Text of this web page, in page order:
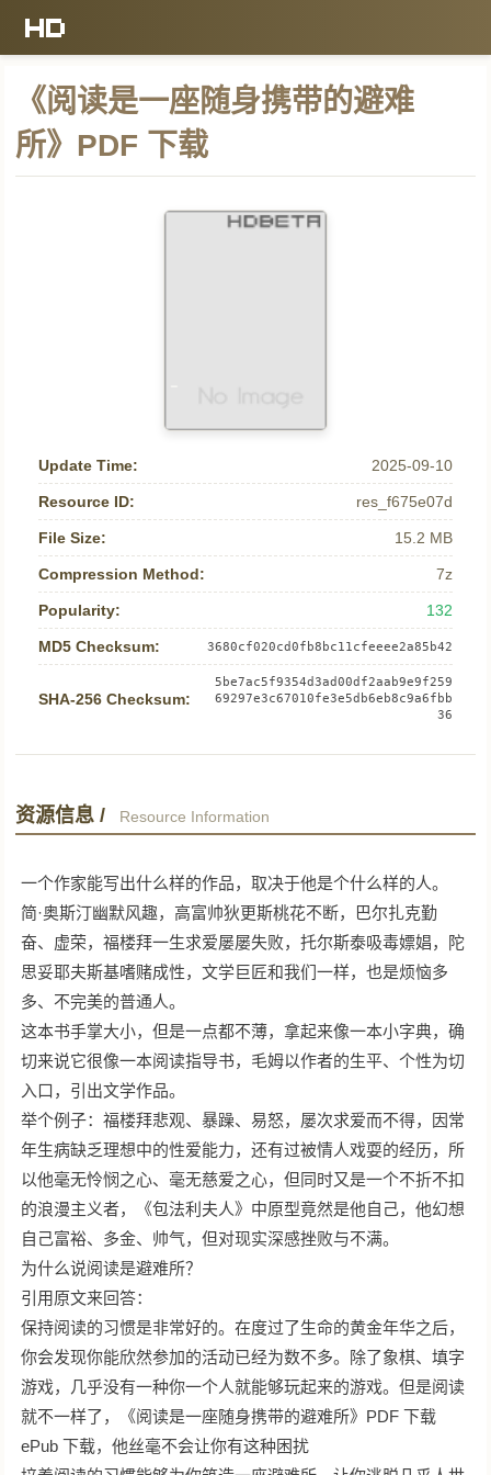
《阅读是一座随身携带的避难
所》PDF 下载
Update Time: 2025-09-10
Resource ID: res_f675e07d
File Size: 15.2 MB
Compression Method: 7z
Popularity: 132
MD5 Checksum: 3680cf020cd0fb8bc11cfeeee2a85b42
SHA-256 Checksum:
5be7ac5f9354d3ad00df2aab9e9f259
69297e3c67010fe3e5db6eb8c9a6fbb
36
资源信息 / Resource Information
一个作家能写出什么样的作品，取决于他是个什么样的人。
简·奥斯汀幽默风趣，高富帅狄更斯桃花不断，巴尔扎克勤
奋、虚荣，福楼拜一生求爱屡屡失败，托尔斯泰吸毒嫖娼，陀
思妥耶夫斯基嗜赌成性，文学巨匠和我们一样，也是烦恼多
多、不完美的普通人。
这本书手掌大小，但是一点都不薄，拿起来像一本小字典，确
切来说它很像一本阅读指导书，毛姆以作者的生平、个性为切
入口，引出文学作品。
举个例子：福楼拜悲观、暴躁、易怒，屡次求爱而不得，因常
年生病缺乏理想中的性爱能力，还有过被情人戏耍的经历，所
以他毫无怜悯之心、毫无慈爱之心，但同时又是一个不折不扣
的浪漫主义者，《包法利夫人》中原型竟然是他自己，他幻想
自己富裕、多金、帅气，但对现实深感挫败与不满。
为什么说阅读是避难所？
引用原文来回答：
保持阅读的习惯是非常好的。在度过了生命的黄金年华之后，
你会发现你能欣然参加的活动已经为数不多。除了象棋、填字
游戏，几乎没有一种你一个人就能够玩起来的游戏。但是阅读
就不一样了，《阅读是一座随身携带的避难所》PDF 下载
ePub 下载，他丝毫不会让你有这种困扰